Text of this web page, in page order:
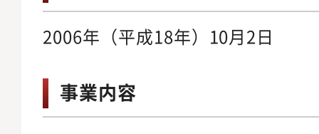
2006年（平成18年）10月2日
事業内容